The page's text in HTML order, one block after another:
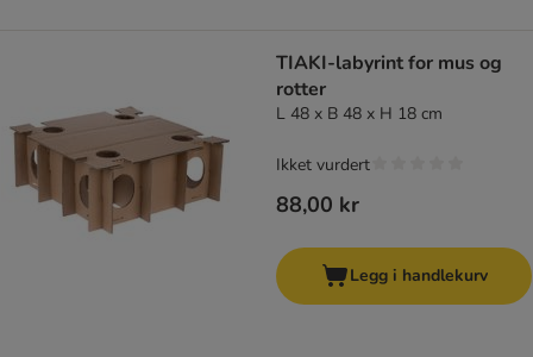
TIAKI-labyrint for mus og
rotter
L 48 x B 48 x H 18 cm
88,00 kr
Ikket vurdert
Legg i handlekurv